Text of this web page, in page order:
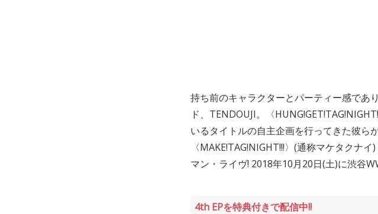
持ち前のキャラクターとパーティー感であ
ド、TENDOUJI。〈
いるタイトルの自主企画を行ってきた彼ら
〈MAKE!TAG!NIGHT!!!〉(通称マケタクナ
マン・ライヴ! 2018年10月20日(土)に渋谷
4th EPを特典付きで配信中!!